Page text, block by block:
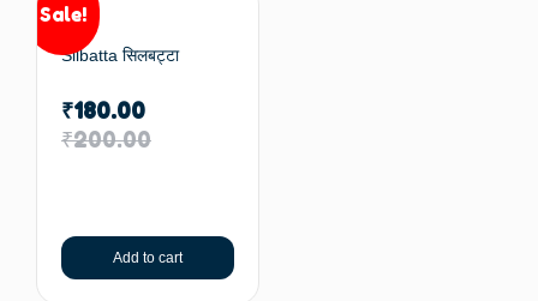
Sale!
Silbatta सिलबट्टा
₹200.00
₹180.00
Add to cart